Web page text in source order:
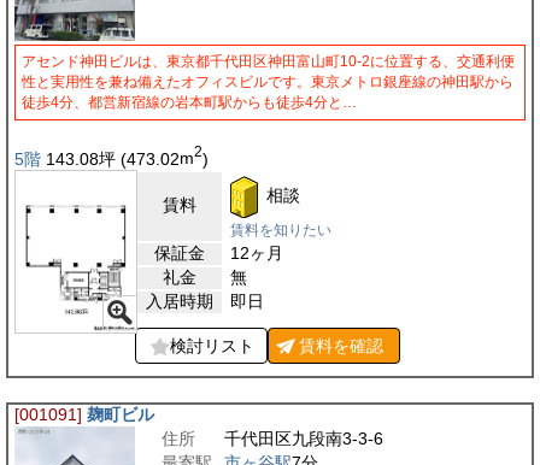
アセンド神田ビルは、東京都千代田区神田富山町10-2に位置する、交通利便
性と実用性を兼ね備えたオフィスビルです。東京メトロ銀座線の神田駅から
徒歩4分、都営新宿線の岩本町駅からも徒歩4分と…
5階 143.08坪 (473.02m2)
賃料 相談
賃料を知りたい
保証金
12ヶ月
礼金
無
入居時期
即日
検討リスト 賃料を確認
[001091] 麹町ビル
住所
千代田区九段南3-3-6